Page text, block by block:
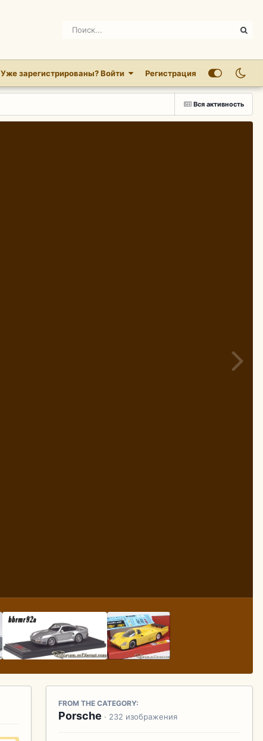
Уже зарегистрированы? Войти Регистрация
Вся активность
FROM THE CATEGORY:
Porsche · 232 изображения